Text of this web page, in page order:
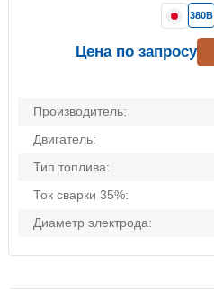
Производитель:
Двигатель:
Тип топлива:
Ток сварки 35%:
Диаметр электрода:
380В
Цена по запросу